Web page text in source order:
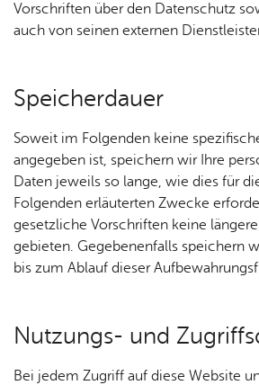
Vorschriften über den Datenschutz
auch von seinen externen
Spei­cher­dau­er
Soweit im Folgenden keine
angegeben ist, speichern wir Ihre
Daten jeweils so lange, wie dies für
Folgenden erläuterten Zwecke
gesetzliche Vorschriften keine
gebieten. Gegebenenfalls speichern
bis zum Ablauf dieser
Nut­zungs- und
Bei jedem Zugriff auf diese Website